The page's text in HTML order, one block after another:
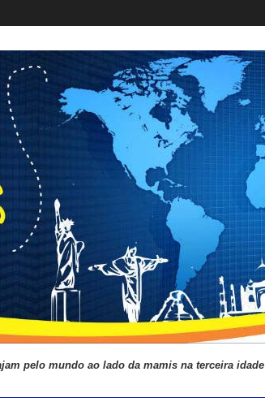
pelo mundo ao lado da mamis na terceira idade